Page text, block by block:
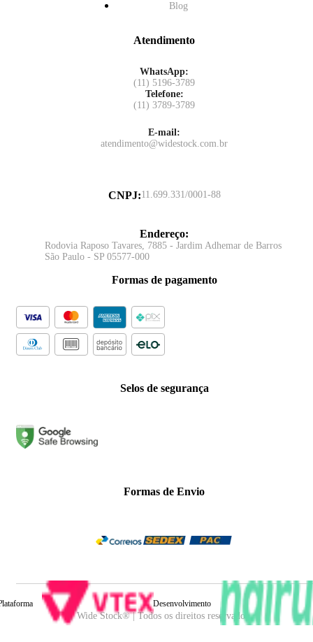
Blog
Atendimento
WhatsApp:
(11) 5196-3789
Telefone:
(11) 3789-3789
E-mail:
atendimento@widestock.com.br
CNPJ:11.699.331/0001-88
Endereço:
Rodovia Raposo Tavares, 7885 - Jardim Adhemar de Barros
São Paulo - SP 05577-000
Formas de pagamento
Selos de segurança
Formas de Envio
Wide Stock® | Todos os direitos reservados.
Desenvolvimento